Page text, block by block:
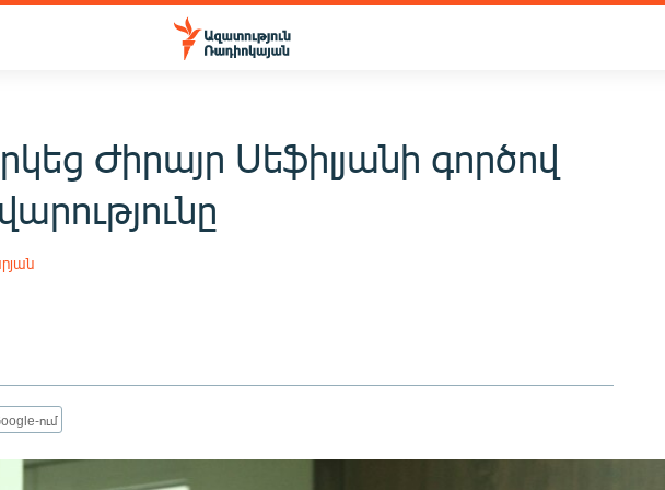
Ժիրայր Սեֆիլյանի գործով
ում